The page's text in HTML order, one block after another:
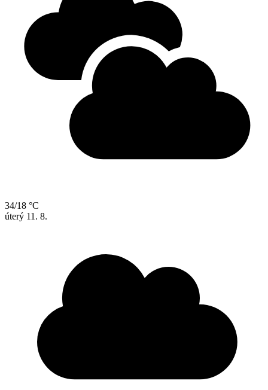
34/18 °C
úterý 11. 8.